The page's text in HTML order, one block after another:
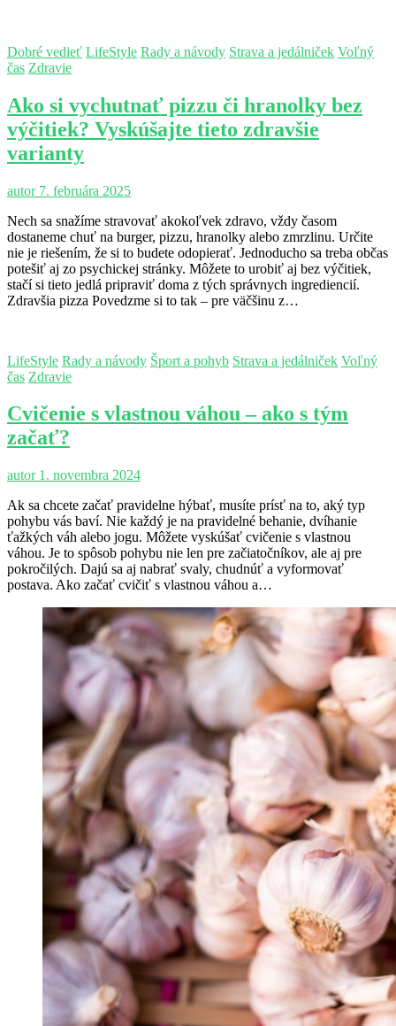
Dobré vedieť LifeStyle Rady a návody Strava a jedálniček Voľný
čas Zdravie
Ako si vychutnať pizzu či hranolky bez
výčitiek? Vyskúšajte tieto zdravšie
varianty
autor7. februára 2025
Nech sa snažíme stravovať akokoľvek zdravo, vždy časom
dostaneme chuť na burger, pizzu, hranolky alebo zmrzlinu. Určite
nie je riešením, že si to budete odopierať. Jednoducho sa treba občas
potešiť aj zo psychickej stránky. Môžete to urobiť aj bez výčitiek,
stačí si tieto jedlá pripraviť doma z tých správnych ingrediencií.
Zdravšia pizza Povedzme si to tak – pre väčšinu z…
LifeStyle Rady a návody Šport a pohyb Strava a jedálniček Voľný
čas Zdravie
Cvičenie s vlastnou váhou – ako s tým
začať?
autor1. novembra 2024
Ak sa chcete začať pravidelne hýbať, musíte prísť na to, aký typ
pohybu vás baví. Nie každý je na pravidelné behanie, dvíhanie
ťažkých váh alebo jogu. Môžete vyskúšať cvičenie s vlastnou
váhou. Je to spôsob pohybu nie len pre začiatočníkov, ale aj pre
pokročilých. Dajú sa aj nabrať svaly, chudnúť a vyformovať
postava. Ako začať cvičiť s vlastnou váhou a…